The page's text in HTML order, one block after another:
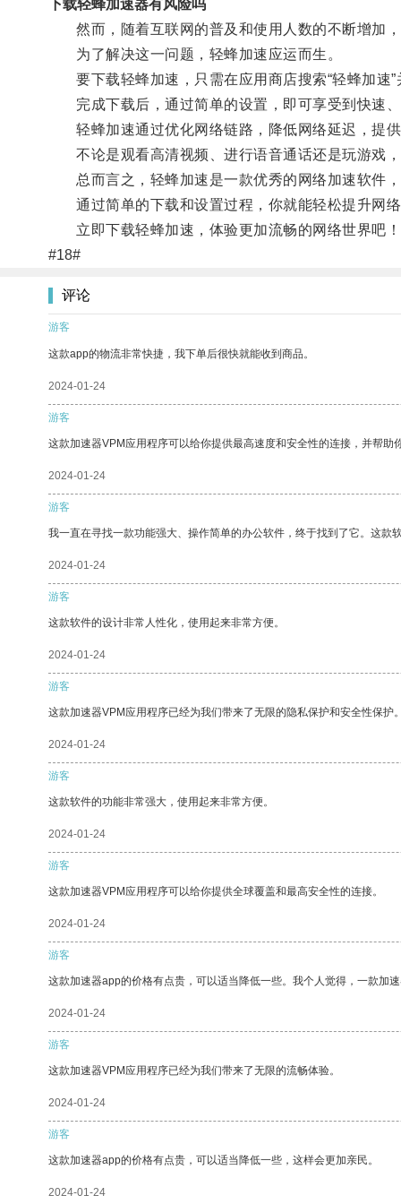
下载轻蜂加速器有风险吗
然而，随着互联网的普及和使用人数的不断增加，
为了解决这一问题，轻蜂加速应运而生。
要下载轻蜂加速，只需在应用商店搜索“轻蜂加速”
完成下载后，通过简单的设置，即可享受到快速、
轻蜂加速通过优化网络链路，降低网络延迟，提供
不论是观看高清视频、进行语音通话还是玩游戏，
总而言之，轻蜂加速是一款优秀的网络加速软件，
通过简单的下载和设置过程，你就能轻松提升网络
立即下载轻蜂加速，体验更加流畅的网络世界吧
#18#
评论
游客
这款app的物流非常快捷，我下单后很快就能收到商品。
2024-01-24
游客
这款加速器VPM应用程序可以给你提供最高速度和安全性的连接，并帮助
2024-01-24
游客
我一直在寻找一款功能强大、操作简单的办公软件，终于找到了它。这
2024-01-24
游客
这款软件的设计非常人性化，使用起来非常方便。
2024-01-24
游客
这款加速器VPM应用程序已经为我们带来了无限的隐私保护和安全性保护
2024-01-24
游客
这款软件的功能非常强大，使用起来非常方便。
2024-01-24
游客
这款加速器VPM应用程序可以给你提供全球覆盖和最高安全性的连接。
2024-01-24
游客
这款加速器app的价格有点贵，可以适当降低一些。我个人觉得，一款加
2024-01-24
游客
这款加速器VPM应用程序已经为我们带来了无限的流畅体验。
2024-01-24
游客
这款加速器app的价格有点贵，可以适当降低一些，这样会更加亲民。
2024-01-24